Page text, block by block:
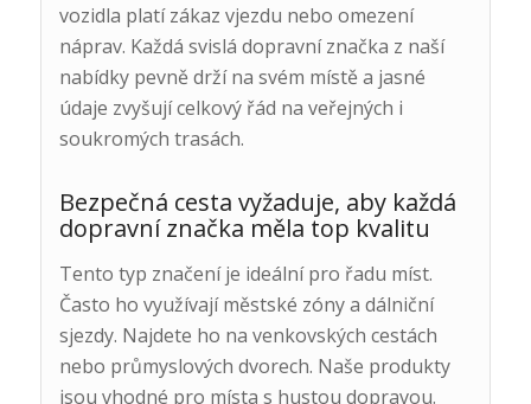
vozidla platí zákaz vjezdu nebo omezení
náprav. Každá svislá dopravní značka z naší
nabídky pevně drží na svém místě a jasné
údaje zvyšují celkový řád na veřejných i
soukromých trasách.
Bezpečná cesta vyžaduje, aby každá
dopravní značka měla top kvalitu
Tento typ značení je ideální pro řadu míst.
Často ho využívají městské zóny a dálniční
sjezdy. Najdete ho na venkovských cestách
nebo průmyslových dvorech. Naše produkty
jsou vhodné pro místa s hustou dopravou.